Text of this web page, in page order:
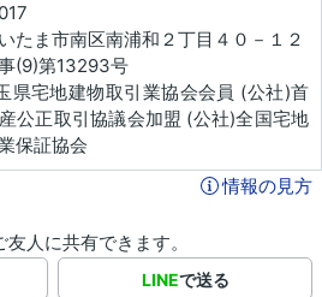
たま市南区南浦和２丁目４０－１２
(9)第13293号
県宅地建物取引業協会会員 (公社)首
公正取引協議会加盟 (公社)全国宅地
保証協会
情報の見方
友人に共有できます。
LINEで送る